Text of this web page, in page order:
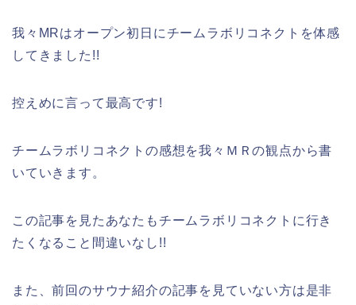
我々MRはオープン初日にチームラボリコネクトを体感
してきました!!
控えめに言って最高です!
チームラボリコネクトの感想を我々ＭＲの観点から書
いていきます。
この記事を見たあなたもチームラボリコネクトに行き
たくなること間違いなし!!
また、前回のサウナ紹介の記事を見ていない方は是非